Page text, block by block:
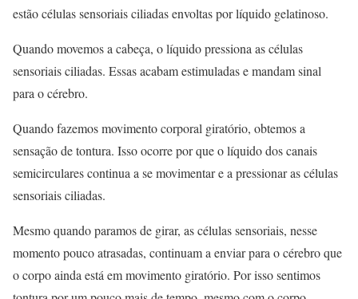
estão células sensoriais ciliadas envoltas por líquido gelatinoso.
Quando movemos a cabeça, o líquido pressiona as células
sensoriais ciliadas. Essas acabam estimuladas e mandam sinal
para o cérebro.
Quando fazemos movimento corporal giratório, obtemos a
sensação de tontura. Isso ocorre por que o líquido dos canais
semicirculares continua a se movimentar e a pressionar as células
sensoriais ciliadas.
Mesmo quando paramos de girar, as células sensoriais, nesse
momento pouco atrasadas, continuam a enviar para o cérebro que
o corpo ainda está em movimento giratório. Por isso sentimos